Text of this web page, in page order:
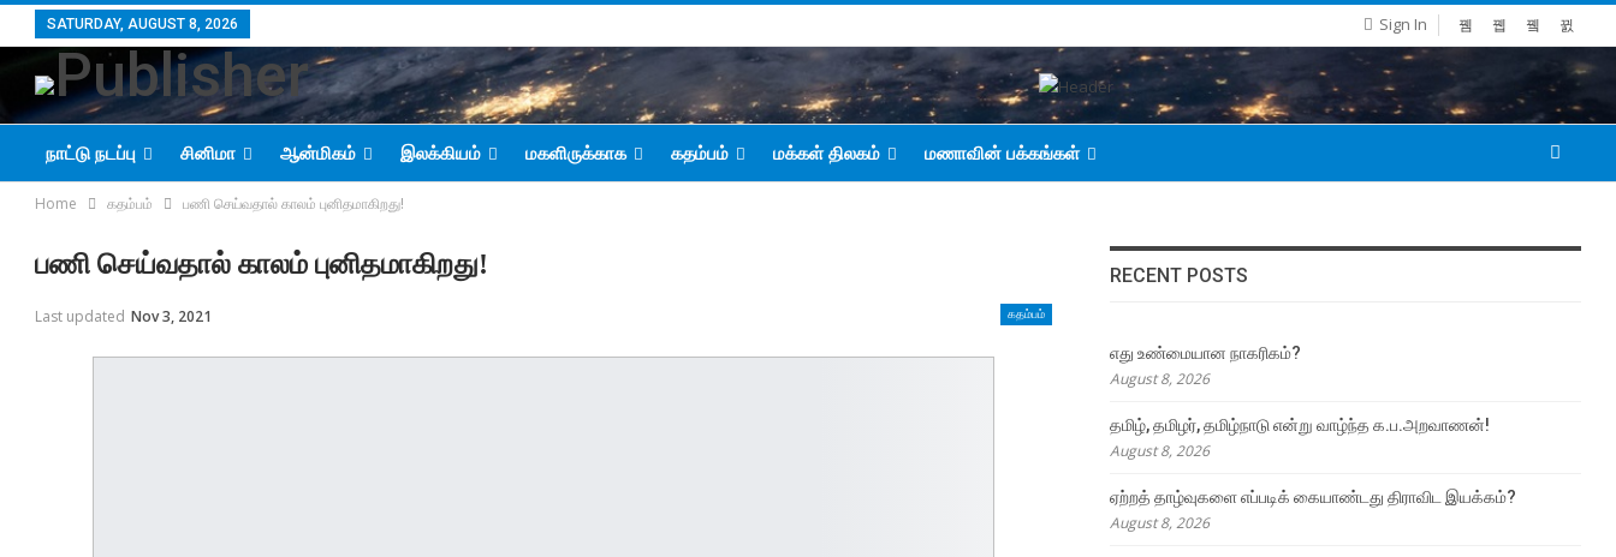
Sign In
SATURDAY, AUGUST 8, 2026
நாட்டு நடப்பு சினிமா ஆன்மிகம் இலக்கியம் மகளிருக்காக கதம்பம் மக்கள் திலகம் மணாவின் பக்கங்கள்
Home கதம்பம் பணி செய்வதால் காலம் புனிதமாகிறது!
பணி செய்வதால் காலம் புனிதமாகிறது!
கதம்பம்
Last updated Nov 3, 2021
RECENT POSTS
எது உண்மையான நாகரிகம்?
August 8, 2026
தமிழ், தமிழர், தமிழ்நாடு என்று வாழ்ந்த க.ப.அறவாணன்!
August 8, 2026
ஏற்றத் தாழ்வுகளை எப்படிக் கையாண்டது திராவிட இயக்கம்?
August 8, 2026